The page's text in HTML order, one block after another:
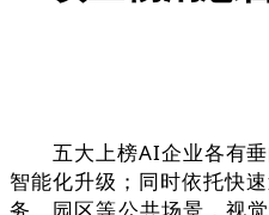
五大上榜AI企业各有垂
智能化升级；同时依托快